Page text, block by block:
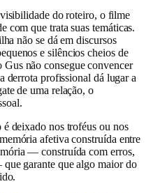
do roteiro, o filme
com que trata suas temáticas.
não se dá em discursos
e silêncios cheios de
não consegue convencer
derrota profissional dá lugar a
de uma relação, o
deixado nos troféus ou nos
afetiva construída entre
— construída com erros,
garante que algo maior do